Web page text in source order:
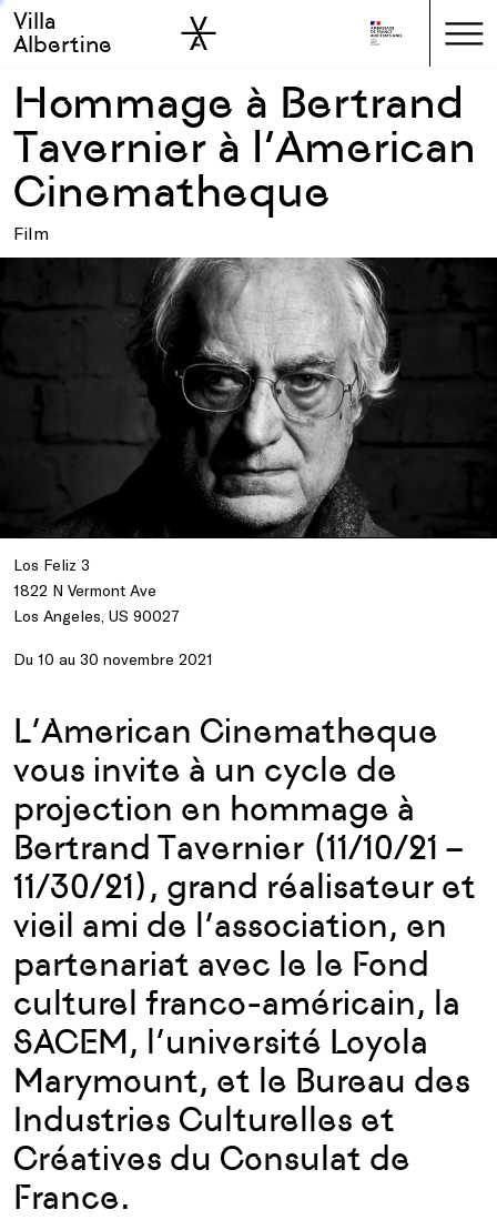
Skip to main
Skip to sidebar
Villa
Albertine
Hommage à Bertrand
Tavernier à l’American
Cinematheque
Film
Los Feliz 3
1822 N Vermont Ave
Los Angeles, US 90027
Du 10 au 30 novembre 2021
L’American Cinematheque
vous invite à un cycle de
projection en hommage à
Bertrand Tavernier (11/10/21 –
11/30/21), grand réalisateur et
vieil ami de l’association, en
partenariat avec le le Fond
culturel franco-américain, la
SACEM, l’université Loyola
Marymount, et le Bureau des
Industries Culturelles et
Créatives du Consulat de
France.